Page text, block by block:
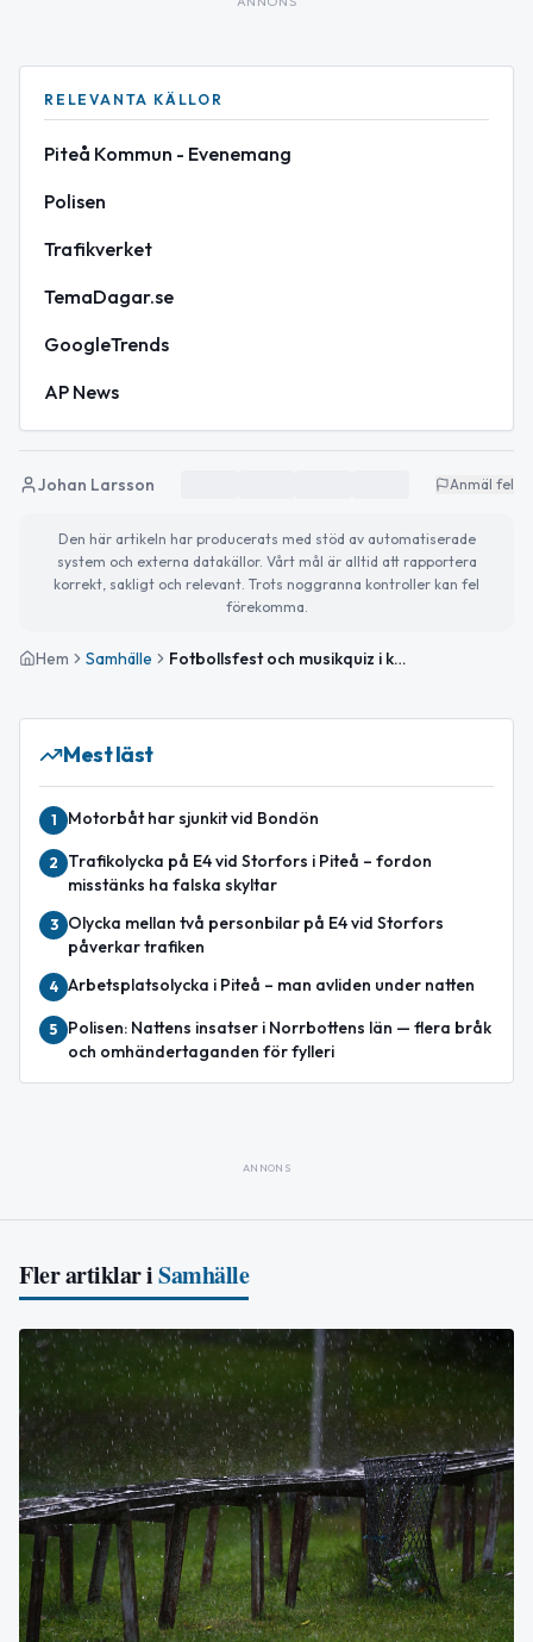
RELEVANTA KÄLLOR
Piteå Kommun - Evenemang
Polisen
Trafikverket
TemaDagar.se
GoogleTrends
AP News
Johan Larsson Anmäl fel
Den här artikeln har producerats med stöd av automatiserade
system och externa datakällor. Vårt mål är alltid att rapportera
korrekt, sakligt och relevant. Trots noggranna kontroller kan fel
förekomma.
Hem Samhälle Fotbollsfest och musikquiz i kväll – så blir din onsdag
Mest läst
1 Motorbåt har sjunkit vid Bondön
2
Trafikolycka på E4 vid Storfors i Piteå – fordon
misstänks ha falska skyltar
3
Olycka mellan två personbilar på E4 vid Storfors
påverkar trafiken
4 Arbetsplatsolycka i Piteå – man avliden under natten
5
Polisen: Nattens insatser i Norrbottens län — flera bråk
och omhändertaganden för fylleri
ANNONS
Fler artiklar iSamhälle